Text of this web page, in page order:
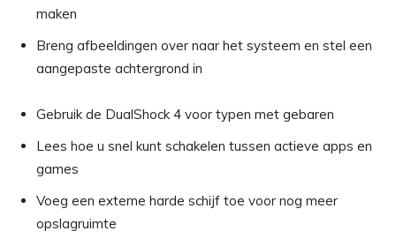
maken
Breng afbeeldingen over naar het systeem en stel een
aangepaste achtergrond in
Gebruik de DualShock 4 voor typen met gebaren
Lees hoe u snel kunt schakelen tussen actieve apps en
games
Voeg een externe harde schijf toe voor nog meer
opslagruimte